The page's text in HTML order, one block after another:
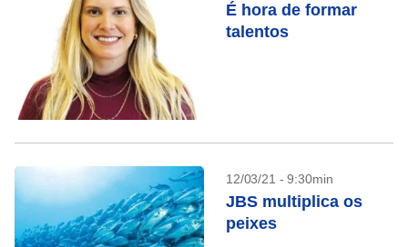
É hora de formar
talentos
12/03/21 - 9:30min
JBS multiplica os
peixes